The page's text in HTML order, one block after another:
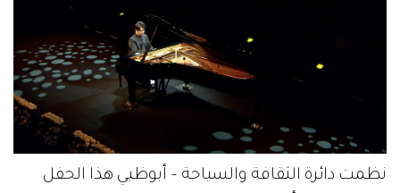
نظمت دائرة الثقافة والسياحة – أبوظبي هذا الحفل